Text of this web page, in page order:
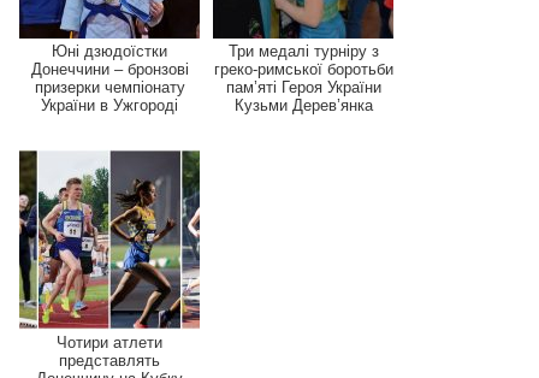
Юні дзюдоїстки
Донеччини – бронзові
призерки чемпіонату
України в Ужгороді
Три медалі турніру з
греко-римської боротьби
пам’яті Героя України
Кузьми Дерев’янка
Чотири атлети
представлять